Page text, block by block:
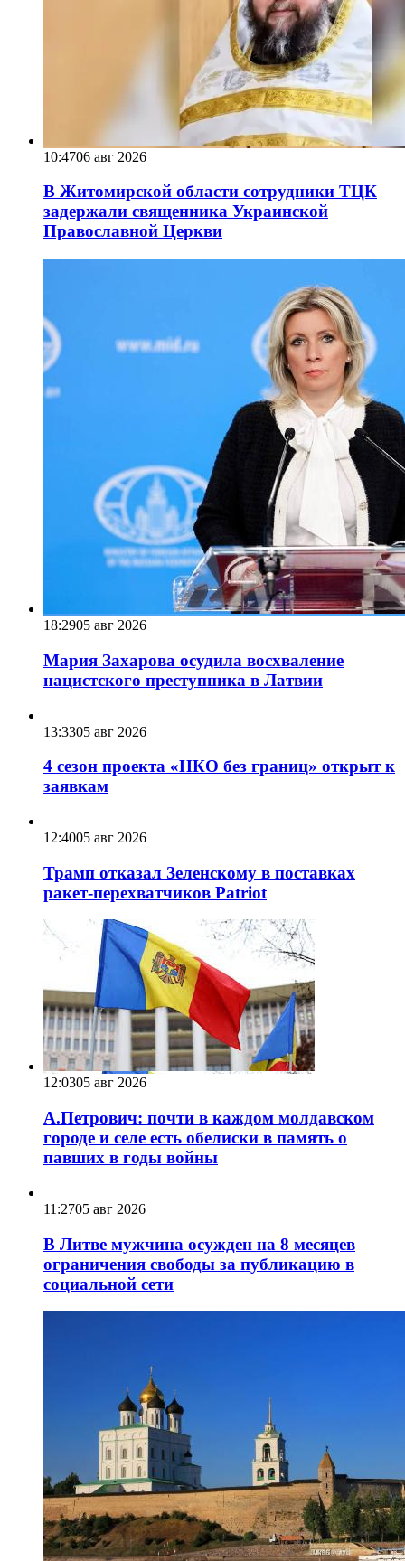
10:4706 авг 2026
В Житомирской области сотрудники ТЦК
задержали священника Украинской
Православной Церкви
18:2905 авг 2026
Мария Захарова осудила восхваление
нацистского преступника в Латвии
13:3305 авг 2026
4 сезон проекта «НКО без границ» открыт к
заявкам
12:4005 авг 2026
Трамп отказал Зеленскому в поставках
ракет-перехватчиков Patriot
12:0305 авг 2026
А.Петрович: почти в каждом молдавском
городе и селе есть обелиски в память о
павших в годы войны
11:2705 авг 2026
В Литве мужчина осужден на 8 месяцев
ограничения свободы за публикацию в
социальной сети